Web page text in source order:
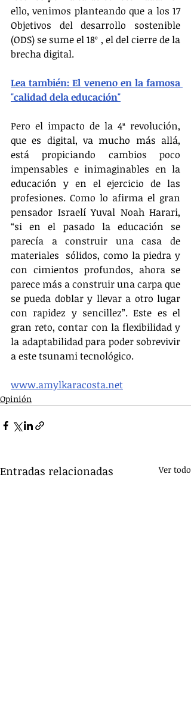
ello, venimos planteando que a los 17
Objetivos del desarrollo sostenible
(ODS) se sume el 18º , el del cierre de la
brecha digital.
Lea también: El veneno en la famosa
"calidad dela educación"
Pero el impacto de la 4ª revolución,
que es digital, va mucho más allá,
está propiciando cambios poco
impensables e inimaginables en la
educación y en el ejercicio de las
profesiones. Como lo afirma el gran
pensador Israelí Yuval Noah Harari,
“si en el pasado la educación se
parecía a construir una casa de
materiales  sólidos, como la piedra y
con cimientos profundos, ahora se
parece más a construir una carpa que
se pueda doblar y llevar a otro lugar
con rapidez y sencillez”. Este es el
gran reto, contar con la flexibilidad y
la adaptabilidad para poder sobrevivir
a este tsunami tecnológico.
www.amylkaracosta.net
Opinión
Entradas relacionadas Ver todo